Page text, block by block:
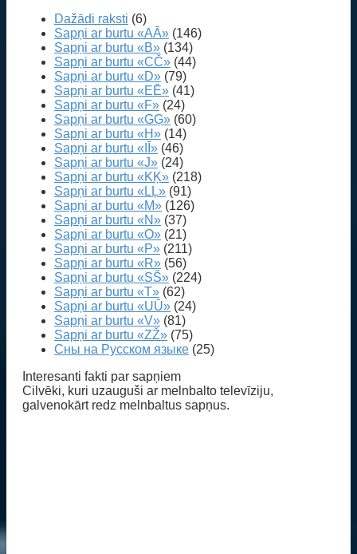
Dažādi raksti (6)
Sapņi ar burtu «AĀ» (146)
Sapņi ar burtu «B» (134)
Sapņi ar burtu «CČ» (44)
Sapņi ar burtu «D» (79)
Sapņi ar burtu «EĒ» (41)
Sapņi ar burtu «F» (24)
Sapņi ar burtu «GĢ» (60)
Sapņi ar burtu «H» (14)
Sapņi ar burtu «IĪ» (46)
Sapņi ar burtu «J» (24)
Sapņi ar burtu «KĶ» (218)
Sapņi ar burtu «LĻ» (91)
Sapņi ar burtu «M» (126)
Sapņi ar burtu «N» (37)
Sapņi ar burtu «O» (21)
Sapņi ar burtu «P» (211)
Sapņi ar burtu «R» (56)
Sapņi ar burtu «SŠ» (224)
Sapņi ar burtu «T» (62)
Sapņi ar burtu «UŪ» (24)
Sapņi ar burtu «V» (81)
Sapņi ar burtu «ZŽ» (75)
Сны на Русском языке (25)
Interesanti fakti par sapņiem
Cilvēki, kuri uzauguši ar melnbalto televīziju,
galvenokārt redz melnbaltus sapņus.